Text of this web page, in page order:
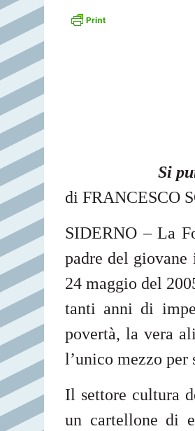
Si
di FRANCESCO
SIDERNO – La
padredel giovane
24 maggio del
tanti anni di
povertà, la vera
l’unico mezzo
Il settore cultura
un cartellone di